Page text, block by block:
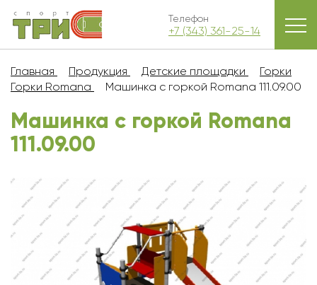
Телефон
+7 (343) 361-25-14
Главная Продукция Детские площадки
Горки
Горки Romana
Машинка с горкой Romana 111.09.00
Машинка с горкой Romana
111.09.00